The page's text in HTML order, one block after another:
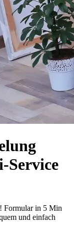
Service
Formular in 5 Min
und einfach